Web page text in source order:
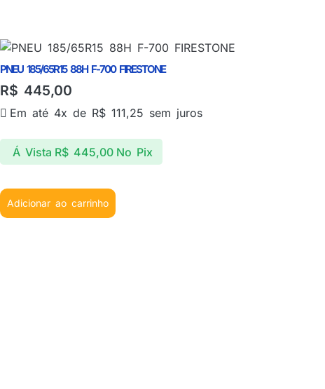
PNEU 185/65R15 88H F-700 FIRESTONE
R$ 445,00
Em até 4x de R$ 111,25 sem juros
Á Vista R$445,00 No Pix
Adicionar ao carrinho